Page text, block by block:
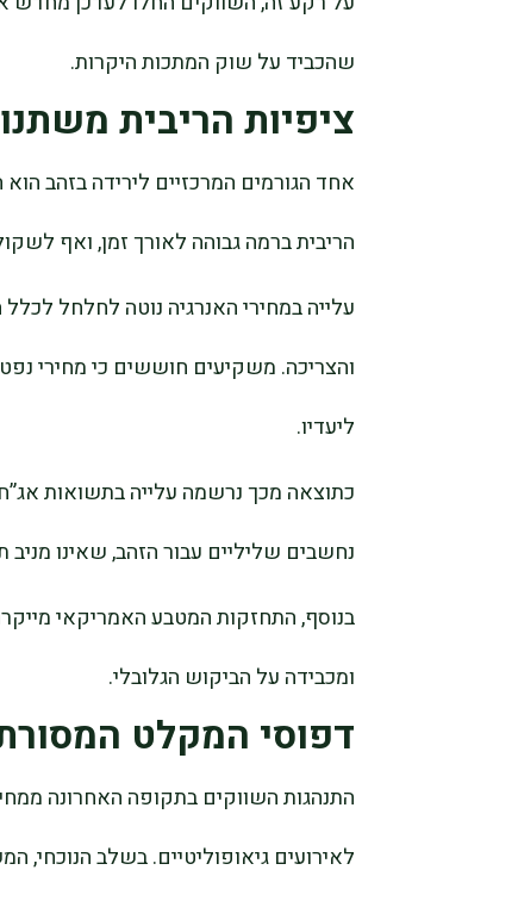
שהכביד על שוק המתכות היקרות.
ציפיות הריבית
אחד הגורמים המרכזיים לירידה בזהב
הריבית ברמה גבוהה לאורך זמן, ואף
עלייה במחירי האנרגיה נוטה לחלחל
והצריכה. משקיעים חוששים כי מחירי
ליעדיו.
כתוצאה מכך נרשמה עלייה בתשואות
נחשבים שליליים עבור הזהב, שאינו
בנוסף, התחזקות המטבע האמריקאי
ומכבידה על הביקוש הגלובלי.
דפוסי המקלט
התנהגות השווקים בתקופה האחרונה
לאירועים גיאופוליטיים. בשלב